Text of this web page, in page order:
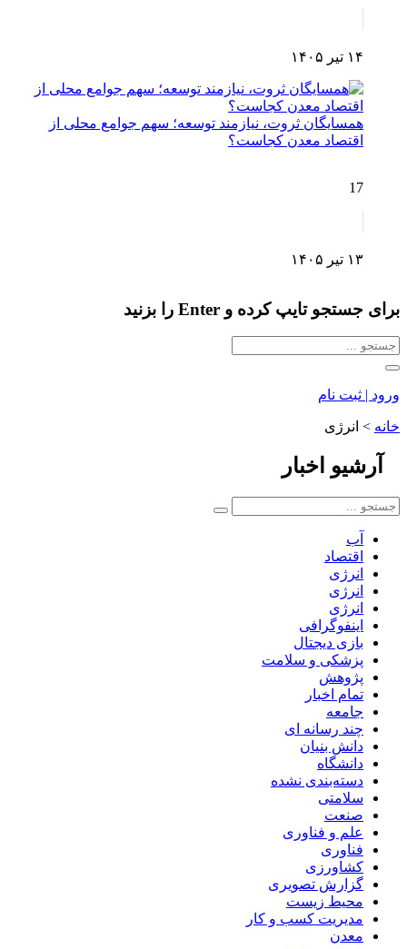
۱۴ تیر ۱۴۰۵
همسایگان ثروت، نیازمند توسعه؛ سهم جوامع محلی از
اقتصاد معدن کجاست؟
17
۱۳ تیر ۱۴۰۵
برای جستجو تایپ کرده و Enter را بزنید
ورود | ثبت نام
خانه > انرژی
آرشیو اخبار
آب
اقتصاد
انرژی
انرژی
انرژی
اینفوگرافی
بازی دیجتال
پزشکی و سلامت
پژوهش
تمام اخبار
جامعه
چند رسانه ای
دانش بنیان
دانشگاه
دسته‌بندی نشده
سلامتی
صنعت
علم و فناوری
فناوری
کشاورزی
گزارش تصویری
محیط زیست
مدیریت کسب و کار
معدن